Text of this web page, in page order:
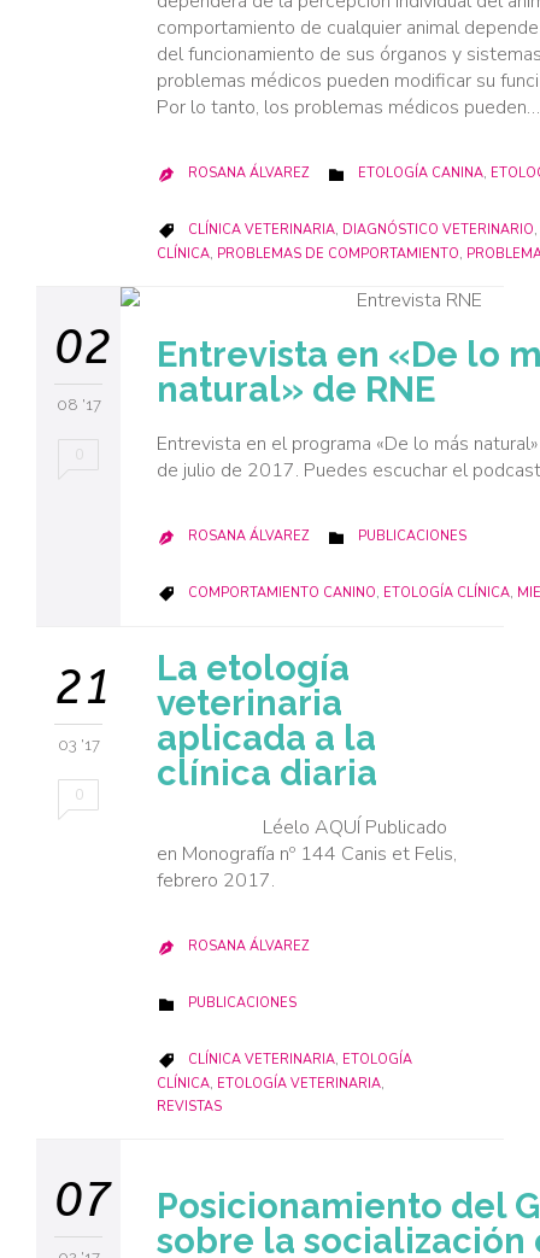
comportamiento de cualquier animal
del funcionamiento de sus órganos y
problemas médicos pueden modificar su
Por lo tanto, los problemas médicos pueden…
 ROSANA ÁLVAREZ  CATEGORY
ETOLOGÍA CANINA,
 CATEGORY
CLÍNICA VETERINARIA, DIAGNÓSTICO VETERINARIO,
CLÍNICA, PROBLEMAS DE COMPORTAMIENTO,
02
08 '17
0
Entrevista en «De lo
natural» de RNE
Entrevista en el programa «De lo más
de julio de 2017. Puedes escuchar el
 ROSANA ÁLVAREZ  CATEGORY
PUBLICACIONES
 CATEGORY
COMPORTAMIENTO CANINO, ETOLOGÍA CLÍNICA,
21
03 '17
0
La etología
veterinaria
aplicada a la
clínica diaria
Léelo AQUÍ Publicado
en Monografía nº 144 Canis et Felis,
febrero 2017.
 ROSANA ÁLVAREZ
 CATEGORY
PUBLICACIONES
 CATEGORY
CLÍNICA VETERINARIA, ETOLOGÍA
CLÍNICA, ETOLOGÍA VETERINARIA,
REVISTAS
07
Posicionamiento del
sobre la socialización